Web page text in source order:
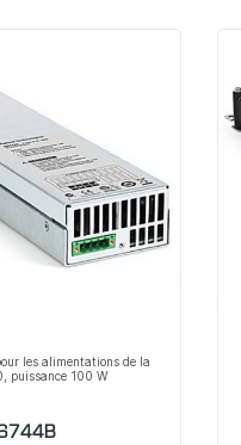
les alimentations de la
puissance 100 W